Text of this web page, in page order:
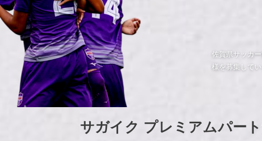
佐賀県サッカ
様を募集してい
サガイク プレミアムパー